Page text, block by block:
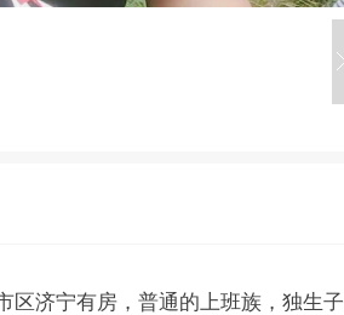
区济宁有房，普通的上班族，独生